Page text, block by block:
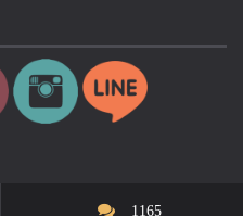
1165